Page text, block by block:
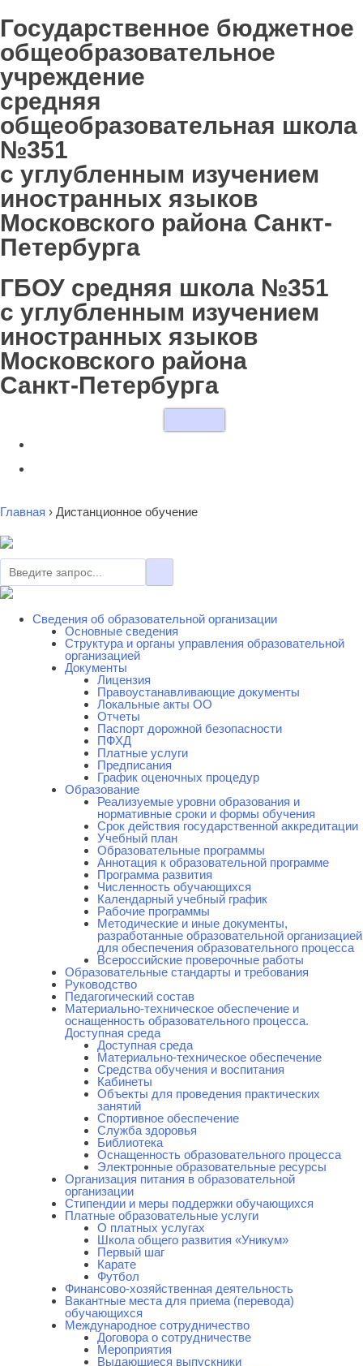
Государственное бюджетное
общеобразовательное
учреждение
средняя
общеобразовательная школа
№351
с углубленным изучением
иностранных языков
Московского района Санкт-
Петербурга
ГБОУ средняя школа №351
с углубленным изучением
иностранных языков
Московского района
Санкт-Петербурга
Главная › Дистанционное обучение
Сведения об образовательной организации
Основные сведения
Cтруктура и органы управления образовательной
организацией
Документы
Лицензия
Правоустанавливающие документы
Локальные акты ОО
Отчеты
Паспорт дорожной безопасности
ПФХД
Платные услуги
Предписания
График оценочных процедур
Образование
Реализуемые уровни образования и
нормативные сроки и формы обучения
Срок действия государственной аккредитации
Учебный план
Образовательные программы
Аннотация к образовательной программе
Программа развития
Численность обучающихся
Календарный учебный график
Рабочие программы
Методические и иные документы,
разработанные образовательной организацией
для обеспечения образовательного процесса
Всероссийские проверочные работы
Образовательные стандарты и требования
Руководство
Педагогический состав
Материально-техническое обеспечение и
оснащенность образовательного процесса.
Доступная среда
Доступная среда
Материально-техническое обеспечение
Средства обучения и воспитания
Кабинеты
Объекты для проведения практических
занятий
Спортивное обеспечение
Служба здоровья
Библиотека
Оснащенность образовательного процесса
Электронные образовательные ресурсы
Организация питания в образовательной
организации
Стипендии и меры поддержки обучающихся
Платные образовательные услуги
О платных услугах
Школа общего развития «Уникум»
Первый шаг
Карате
Футбол
Финансово-хозяйственная деятельность
Вакантные места для приема (перевода)
обучающихся
Международное сотрудничество
Договора о сотрудничестве
Мероприятия
Выдающиеся выпускники